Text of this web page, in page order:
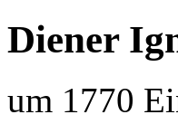
Diener
um 1770